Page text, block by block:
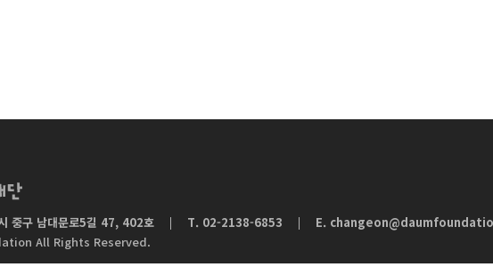
중구 남대문로5길 47, 402호
| T. 02-2138-6853
| E.
All Rights Reserved.